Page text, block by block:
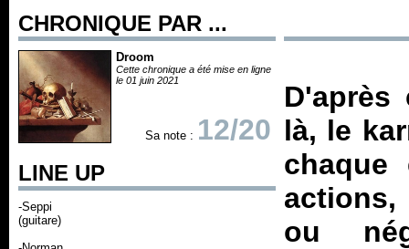
CHRONIQUE PAR ...
Droom
Cette chronique a été mise en ligne
le 01 juin 2021
Sa note : 12/20
LINE UP
-Seppi
(guitare)
là, le
chaque
actions,
ou